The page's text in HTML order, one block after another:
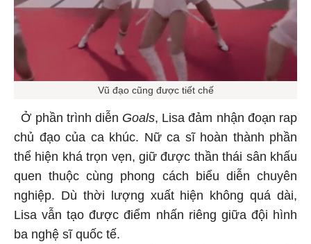
Vũ đạo cũng được tiết chế
Ở phần trình diễn Goals, Lisa đảm nhận đoạn rap
chủ đạo của ca khúc. Nữ ca sĩ hoàn thành phần
thể hiện khá trọn vẹn, giữ được thần thái sân khấu
quen thuộc cùng phong cách biểu diễn chuyên
nghiệp. Dù thời lượng xuất hiện không quá dài,
Lisa vẫn tạo được điểm nhấn riêng giữa đội hình
ba nghệ sĩ quốc tế.